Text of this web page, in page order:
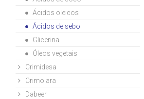
Ácidos oleicos
Ácidos de sebo
Glicerina
Óleos vegetais
Crimidesa
Crimolara
Dabeer